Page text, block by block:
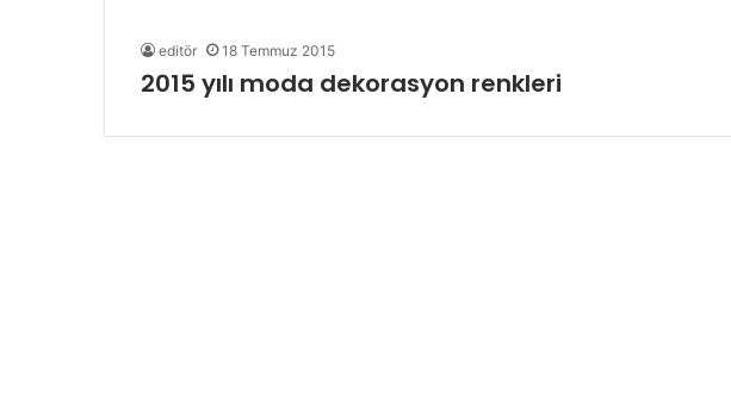
editör 18 Temmuz 2015
2015 yılı moda dekorasyon renkleri